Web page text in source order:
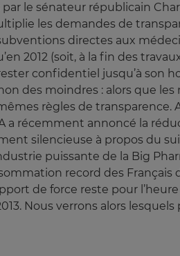
le sénateur républicain
les demandes de
directes aux
2012 (soit, à la fin des
confidentiel jusqu’à son
des moindres : alors que
règles de transparence.
a récemment annoncé la
silencieuse à propos du
puissante de la Big
record des
de force reste pour
Nous verrons alors